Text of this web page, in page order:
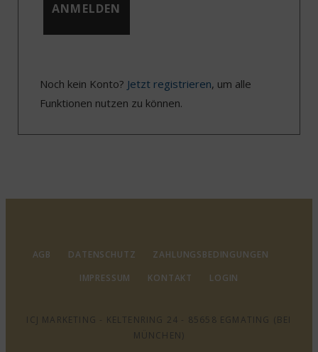
Noch kein Konto? Jetzt registrieren, um alle
Funktionen nutzen zu können.
AGB DATENSCHUTZ
ZAHLUNGSBEDINGUNGEN
IMPRESSUM
KONTAKT LOGIN
ICJ MARKETING - KELTENRING 24 - 85658 EGMATING (BEI
MÜNCHEN)